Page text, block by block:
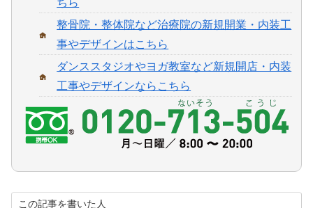
整骨院・整体院など治療院の新規開業・内装工
事やデザインはこちら
ダンススタジオやヨガ教室など新規開店・内装
工事やデザインならこちら
この記事を書いた人